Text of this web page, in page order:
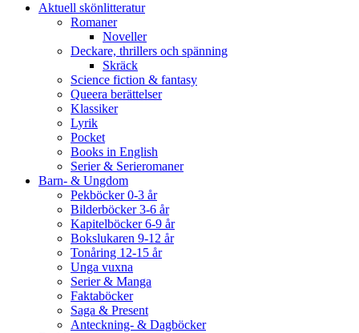
Aktuell skönlitteratur
Romaner
Noveller
Deckare, thrillers och spänning
Skräck
Science fiction & fantasy
Queera berättelser
Klassiker
Lyrik
Pocket
Books in English
Serier & Serieromaner
Barn- & Ungdom
Pekböcker 0-3 år
Bilderböcker 3-6 år
Kapitelböcker 6-9 år
Bokslukaren 9-12 år
Tonåring 12-15 år
Unga vuxna
Serier & Manga
Faktaböcker
Saga & Present
Anteckning- & Dagböcker